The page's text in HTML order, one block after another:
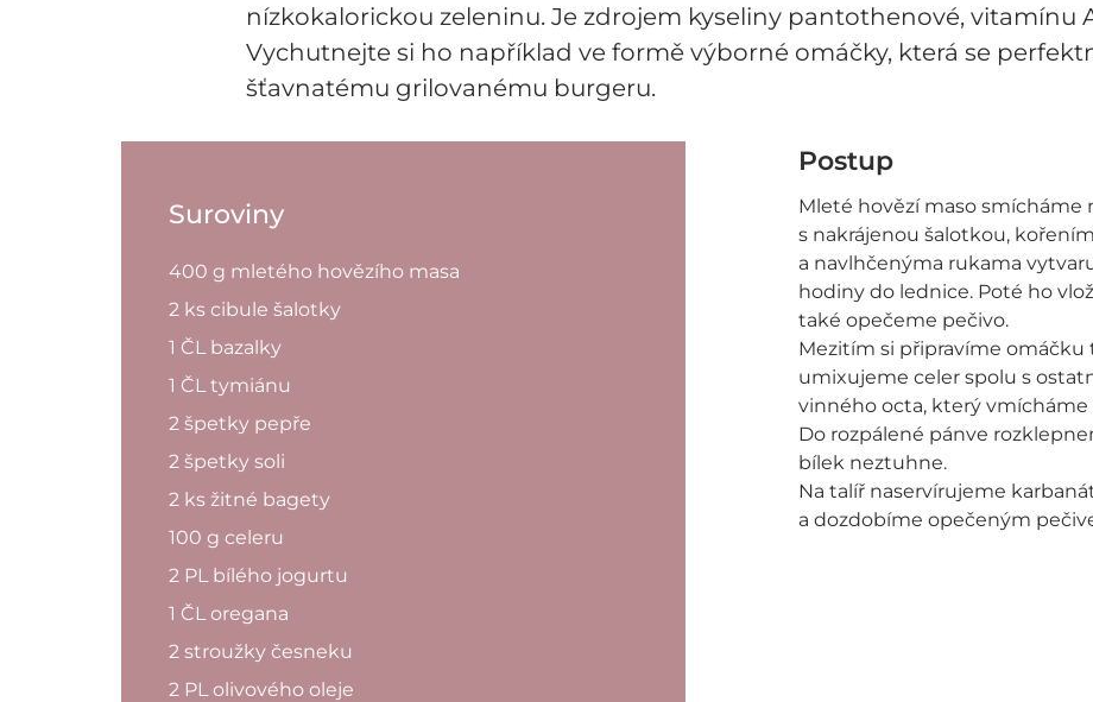
nízkokalorickou zeleninu. Je zdrojem kyseliny pantothenové, vitamínu
Vychutnejte si ho například ve formě výborné omáčky, která se
šťavnatému grilovanému burgeru.
Suroviny
400 g mletého hovězího masa
2 ks cibule šalotky
1 ČL bazalky
1 ČL tymiánu
2 špetky pepře
2 špetky soli
2 ks žitné bagety
100 g celeru
2 PL bílého jogurtu
1 ČL oregana
2 stroužky česneku
2 PL olivového oleje
Postup
Mleté hovězí maso smícháme
s nakrájenou šalotkou,
a navlhčenýma rukama
hodiny do lednice. Poté ho
také opečeme pečivo.
Mezitím si připravíme
umixujeme celer spolu s
vinného octa, který
Do rozpálené pánve
bílek neztuhne.
Na talíř naservírujeme
a dozdobíme opečeným